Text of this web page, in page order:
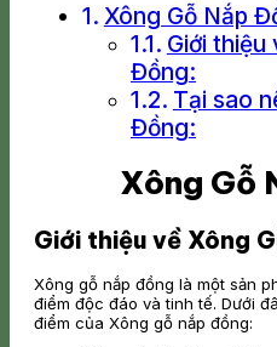
Xông Gỗ Nắp
Giới thiệu
Đồng:
Tại sao
Đồng:
Xông Gỗ
Giới thiệu về Xông
Xông gỗ nắp đồng là một sản
điểm độc đáo và tinh tế. Dưới
điểm của Xông gỗ nắp đồng: